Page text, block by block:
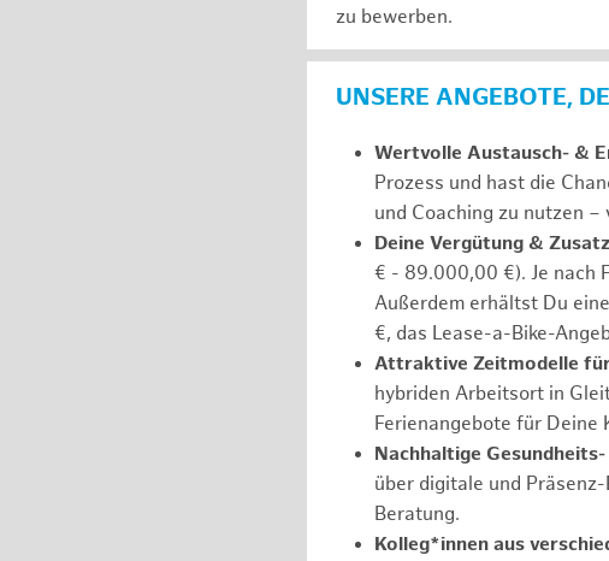
zu bewerben.
UNSERE ANGEBOTE,
Wertvolle Austausch- &
Prozess und hast die
und Coaching zu nutzen
Deine Vergütung &
€ - 89.000,00 €). Je nach
Außerdem erhältst Du
€, das Lease-a-Bike-
Attraktive Zeitmodelle
hybriden Arbeitsort in
Ferienangebote für Deine
Nachhaltige
über digitale und
Beratung.
Kolleg*innen aus